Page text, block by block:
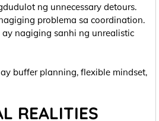
ng unnecessary detours.
problema sa coordination.
nagiging sanhi ng unrealistic
buffer planning, flexible mindset,
REALITIES